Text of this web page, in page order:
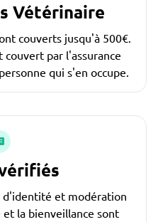
Vétérinaire
couverts jusqu'à 500€.
par l'assurance
qui s'en occupe.
d'identité et modération
la bienveillance sont